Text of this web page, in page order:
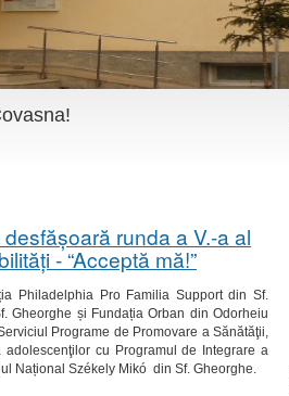
runda a V.-a al
- “Acceptă mă!”
Philadelphia Pro Familia Support din Sf.
Gheorghe și Fundația Orban din Odorheiu
Programe de Promovare a Sănătăţii,
cu Programul de Integrare a
Național Székely Mikó din Sf. Gheorghe.